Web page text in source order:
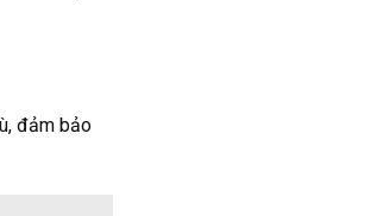
đảm bảo